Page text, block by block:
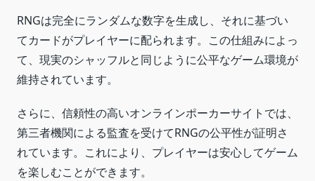
RNGは完全にランダムな数字を生成し、それに基づい
てカードがプレイヤーに配られます。この仕組みによっ
て、現実のシャッフルと同じように公平なゲーム環境が
維持されています。
さらに、信頼性の高いオンラインポーカーサイトでは、
第三者機関による監査を受けてRNGの公平性が証明さ
れています。これにより、プレイヤーは安心してゲーム
を楽しむことができます。